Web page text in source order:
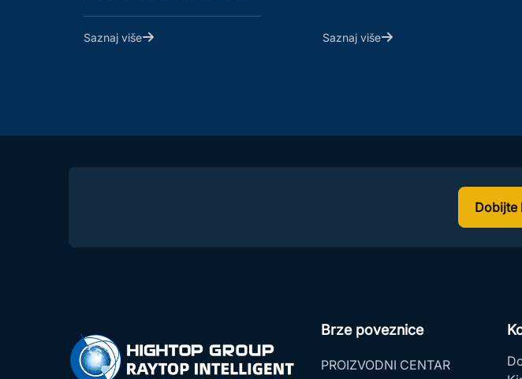
Saznaj više Saznaj više
Dobijte
Brze poveznice
PROIZVODNI CENTAR